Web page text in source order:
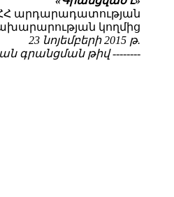
արդարադատության
կողմից
23 նոյեմբերի 2015 թ.
գրանցման թիվ --------